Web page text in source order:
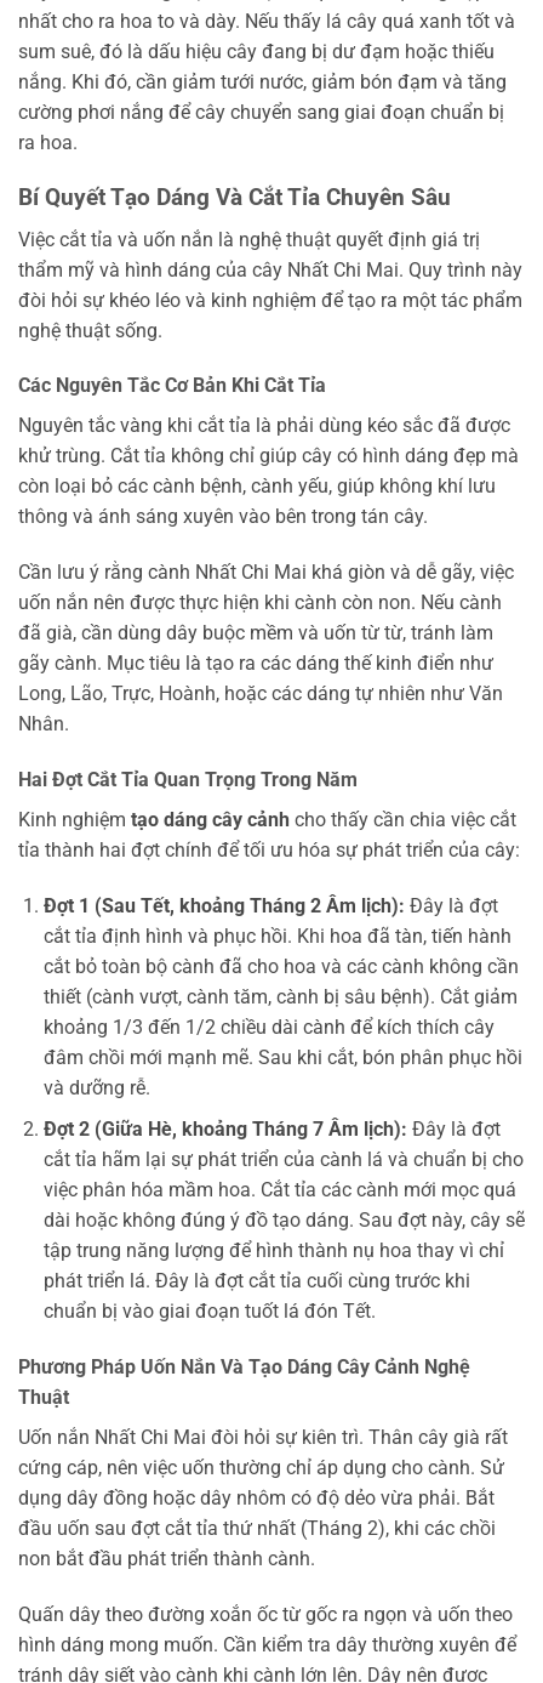
nhất cho ra hoa to và dày. Nếu thấy lá cây quá xanh tốt và
sum suê, đó là dấu hiệu cây đang bị dư đạm hoặc thiếu
nắng. Khi đó, cần giảm tưới nước, giảm bón đạm và tăng
cường phơi nắng để cây chuyển sang giai đoạn chuẩn bị
ra hoa.
Bí Quyết Tạo Dáng Và Cắt Tỉa Chuyên Sâu
Việc cắt tỉa và uốn nắn là nghệ thuật quyết định giá trị
thẩm mỹ và hình dáng của cây Nhất Chi Mai. Quy trình này
đòi hỏi sự khéo léo và kinh nghiệm để tạo ra một tác phẩm
nghệ thuật sống.
Các Nguyên Tắc Cơ Bản Khi Cắt Tỉa
Nguyên tắc vàng khi cắt tỉa là phải dùng kéo sắc đã được
khử trùng. Cắt tỉa không chỉ giúp cây có hình dáng đẹp mà
còn loại bỏ các cành bệnh, cành yếu, giúp không khí lưu
thông và ánh sáng xuyên vào bên trong tán cây.
Cần lưu ý rằng cành Nhất Chi Mai khá giòn và dễ gãy, việc
uốn nắn nên được thực hiện khi cành còn non. Nếu cành
đã già, cần dùng dây buộc mềm và uốn từ từ, tránh làm
gãy cành. Mục tiêu là tạo ra các dáng thế kinh điển như
Long, Lão, Trực, Hoành, hoặc các dáng tự nhiên như Văn
Nhân.
Hai Đợt Cắt Tỉa Quan Trọng Trong Năm
Kinh nghiệm tạo dáng cây cảnh cho thấy cần chia việc cắt
tỉa thành hai đợt chính để tối ưu hóa sự phát triển của cây:
Đợt 1 (Sau Tết, khoảng Tháng 2 Âm lịch): Đây là đợt
cắt tỉa định hình và phục hồi. Khi hoa đã tàn, tiến hành
cắt bỏ toàn bộ cành đã cho hoa và các cành không cần
thiết (cành vượt, cành tăm, cành bị sâu bệnh). Cắt giảm
khoảng 1/3 đến 1/2 chiều dài cành để kích thích cây
đâm chồi mới mạnh mẽ. Sau khi cắt, bón phân phục hồi
và dưỡng rễ.
Đợt 2 (Giữa Hè, khoảng Tháng 7 Âm lịch): Đây là đợt
cắt tỉa hãm lại sự phát triển của cành lá và chuẩn bị cho
việc phân hóa mầm hoa. Cắt tỉa các cành mới mọc quá
dài hoặc không đúng ý đồ tạo dáng. Sau đợt này, cây sẽ
tập trung năng lượng để hình thành nụ hoa thay vì chỉ
phát triển lá. Đây là đợt cắt tỉa cuối cùng trước khi
chuẩn bị vào giai đoạn tuốt lá đón Tết.
Phương Pháp Uốn Nắn Và Tạo Dáng Cây Cảnh Nghệ
Thuật
Uốn nắn Nhất Chi Mai đòi hỏi sự kiên trì. Thân cây già rất
cứng cáp, nên việc uốn thường chỉ áp dụng cho cành. Sử
dụng dây đồng hoặc dây nhôm có độ dẻo vừa phải. Bắt
đầu uốn sau đợt cắt tỉa thứ nhất (Tháng 2), khi các chồi
non bắt đầu phát triển thành cành.
Quấn dây theo đường xoắn ốc từ gốc ra ngọn và uốn theo
hình dáng mong muốn. Cần kiểm tra dây thường xuyên để
tránh dây siết vào cành khi cành lớn lên. Dây nên được